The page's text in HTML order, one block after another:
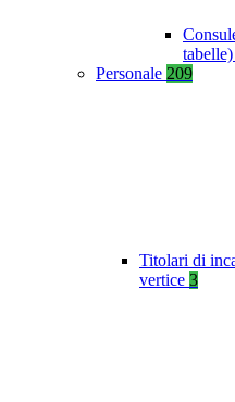
tabelle)
Personale 209
Titolari di
vertice 3